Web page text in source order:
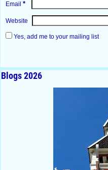
Email *
Website
Yes, add me to your mailing list
Blogs 2026